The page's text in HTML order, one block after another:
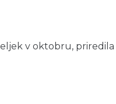
v oktobru, priredila